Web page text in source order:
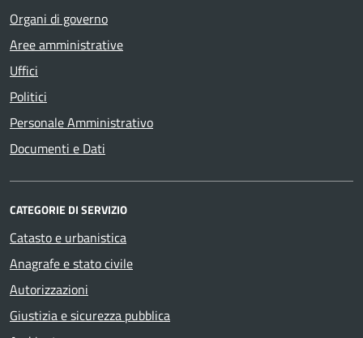
Organi di governo
Aree amministrative
Uffici
Politici
Personale Amministrativo
Documenti e Dati
CATEGORIE DI SERVIZIO
Catasto e urbanistica
Anagrafe e stato civile
Autorizzazioni
Giustizia e sicurezza pubblica